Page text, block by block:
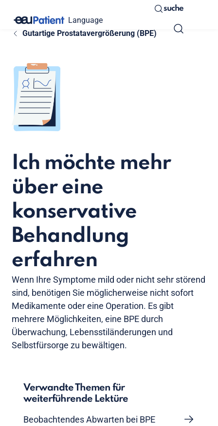
Language
suche
Gutartige Prostatavergrößerung (BPE)
Ich möchte mehr
über eine
konservative
Behandlung
erfahren
Wenn Ihre Symptome mild oder nicht sehr störend
sind, benötigen Sie möglicherweise nicht sofort
Medikamente oder eine Operation. Es gibt
mehrere Möglichkeiten, eine BPE durch
Überwachung, Lebensstiländerungen und
Selbstfürsorge zu bewältigen.
Verwandte Themen für
weiterführende Lektüre
Beobachtendes Abwarten bei BPE